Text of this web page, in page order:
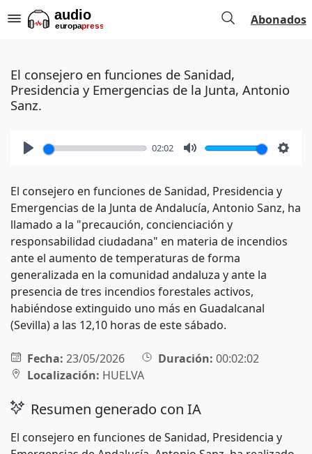
Abonados
El consejero en funciones de Sanidad,
Presidencia y Emergencias de la Junta, Antonio
Sanz.
02:02
El consejero en funciones de Sanidad, Presidencia y
Emergencias de la Junta de Andalucía, Antonio Sanz, ha
llamado a la "precaución, concienciación y
responsabilidad ciudadana" en materia de incendios
ante el aumento de temperaturas de forma
generalizada en la comunidad andaluza y ante la
presencia de tres incendios forestales activos,
habiéndose extinguido uno más en Guadalcanal
(Sevilla) a las 12,10 horas de este sábado.
Fecha: 23/05/2026 Duración: 00:02:02
Localización: HUELVA
Resumen generado con IA
El consejero en funciones de Sanidad, Presidencia y